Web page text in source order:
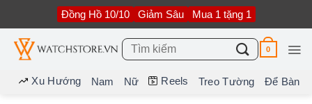
nội
dung
Đồng Hồ 10/10 Giảm Sâu Mua 1 tặng 1
Tìm
kiếm:
0
Xu Hướng Nam Nữ Reels Treo Tường Để Bàn